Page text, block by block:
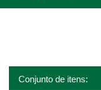
Conjunto de itens: